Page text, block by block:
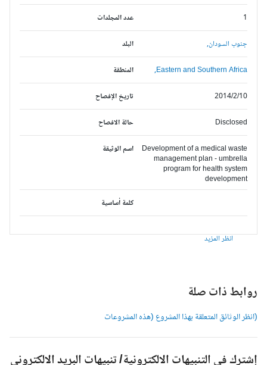
عدد المجلدات
البلد جنوب السودان,
المنطقة Eastern and Southern Africa,
تاريخ الإفصاح 2014/2/10
حالة الافصاح Disclosed
اسم الوثيقة
Development of a medical waste
management plan - umbrella
program for health system
development
كلمة أساسية
انظر المزيد
روابط ذات صلة
(انظر الوثائق المتعلقة بهذا المشروع (هذه المشروعات
إشترك في التنبيهات الالكترونية/ تنبيهات البريد الالكتروني